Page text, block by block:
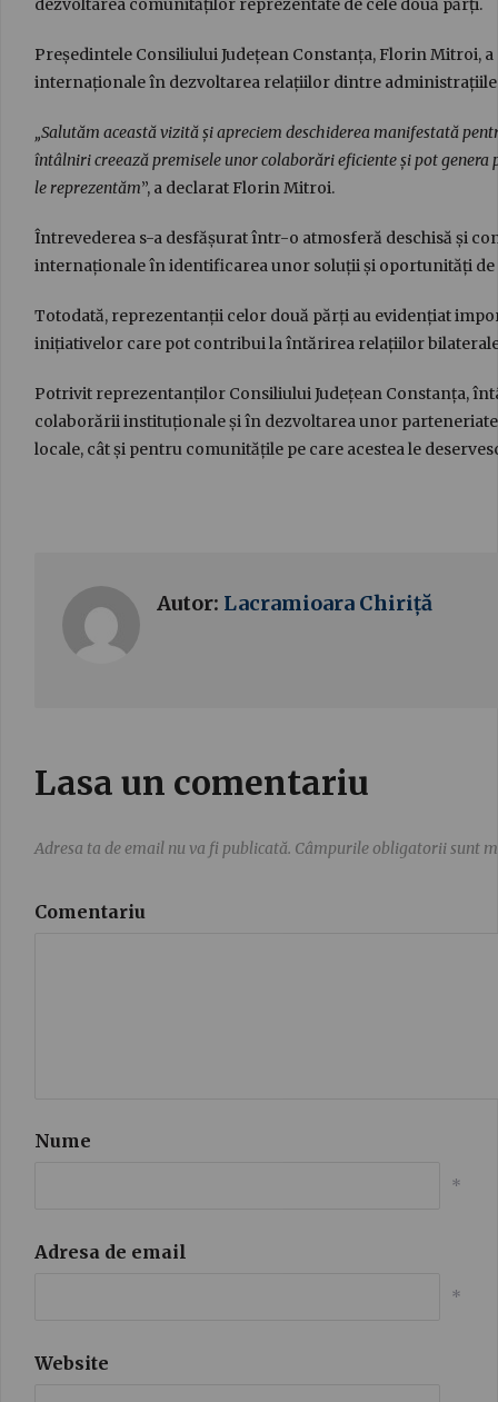
dezvoltarea comunităților reprezentate de cele două părți.
Președintele Consiliului Județean Constanța, Florin Mitroi,
internaționale în dezvoltarea relațiilor dintre administrațiile
„Salutăm această vizită și apreciem deschiderea manifestată
întâlniri creează premisele unor colaborări eficiente și pot
le reprezentăm”, a declarat Florin Mitroi.
Întrevederea s-a desfășurat într-o atmosferă deschisă și
internaționale în identificarea unor soluții și oportunități de
Totodată, reprezentanții celor două părți au evidențiat
inițiativelor care pot contribui la întărirea relațiilor
Potrivit reprezentanților Consiliului Județean Constanța,
colaborării instituționale și în dezvoltarea unor
locale, cât și pentru comunitățile pe care acestea le
Autor: Lacramioara Chiriță
Lasa un comentariu
Adresa ta de email nu va fi publicată. Câmpurile obligatorii sunt
Comentariu
Nume
*
Adresa de email
*
Website